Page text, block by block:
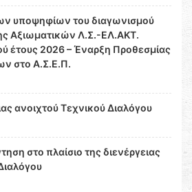
υποψηφίων του διαγωνισμού
Αξιωματικών Λ.Σ.-ΕΛ.ΑΚΤ.
έτους 2026 – Έναρξη Προθεσμίας
στο Α.Σ.Ε.Π.
ανοιχτού Τεχνικού Διαλόγου
στο πλαίσιο της διενέργειας